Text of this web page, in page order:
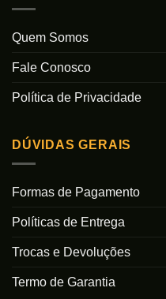
Quem Somos
Fale Conosco
Política de Privacidade
DÚVIDAS GERAIS
Formas de Pagamento
Políticas de Entrega
Trocas e Devoluções
Termo de Garantia